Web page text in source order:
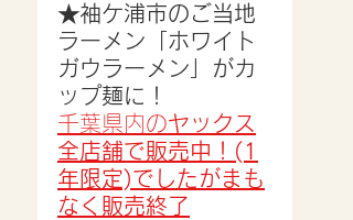
★袖ケ浦市のご当地
ラーメン「ホワイト
ガウラーメン」がカ
ップ麺に！
千葉県内のヤックス
全店舗で販売中！(1
年限定)でしたがまも
なく販売終了